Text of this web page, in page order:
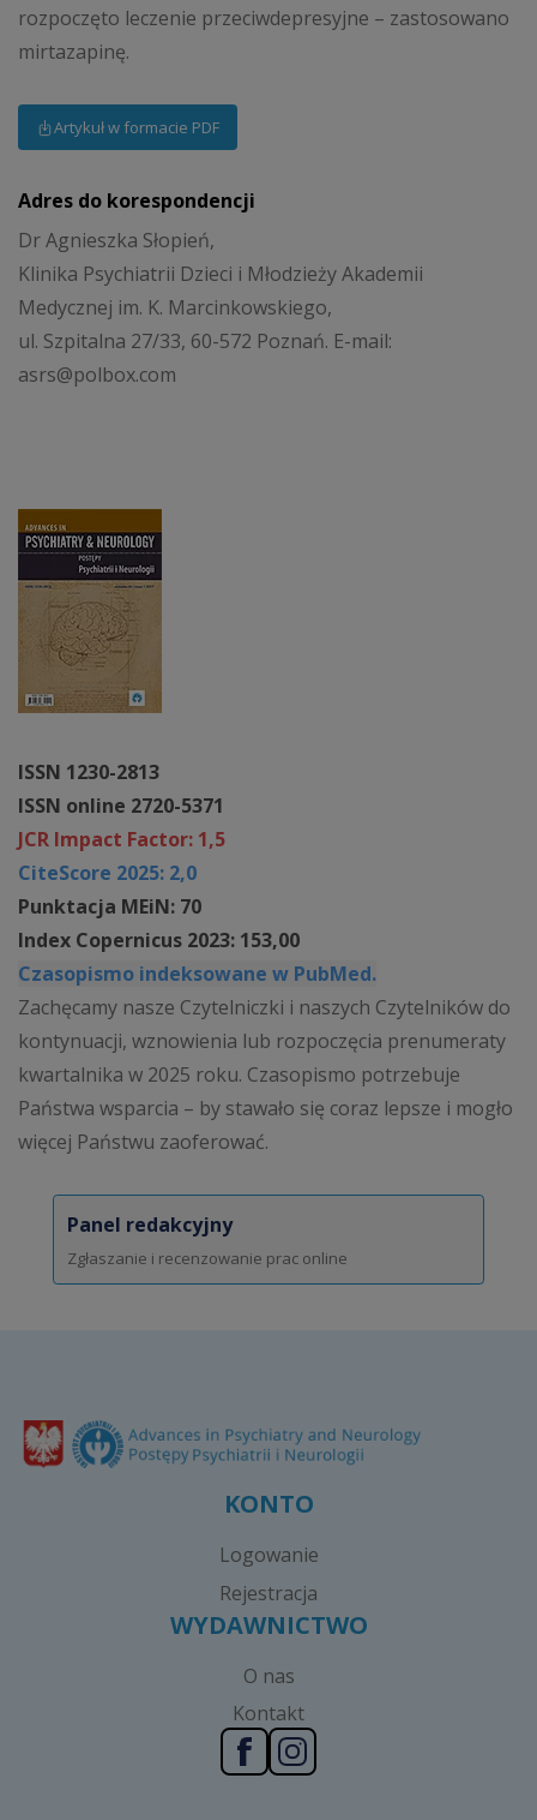
ISSN 1230-2813
ISSN online 2720-5371
JCR Impact Factor: 1,5
CiteScore 2025: 2,0
Punktacja MEiN: 70
Index Copernicus 2023: 153,00
Czasopismo indeksowane w PubMed.
Zachęcamy nasze Czytelniczki i naszych Czytelników do
kontynuacji, wznowienia lub rozpoczęcia prenumeraty
kwartalnika w 2025 roku. Czasopismo potrzebuje
Państwa wsparcia – by stawało się coraz lepsze i mogło
więcej Państwu zaoferować.
Panel redakcyjny
Zgłaszanie i recenzowanie prac online
rozpoczęto leczenie przeciwdepresyjne – zastosowano
mirtazapinę.
Artykuł w formacie PDF
Adres do korespondencji
Dr Agnieszka Słopień,
Klinika Psychiatrii Dzieci i Młodzieży Akademii
Medycznej im. K. Marcinkowskiego,
ul. Szpitalna 27/33, 60-572 Poznań. E-mail:
asrs@polbox.com
KONTO
Logowanie
Rejestracja
WYDAWNICTWO
O nas
Kontakt